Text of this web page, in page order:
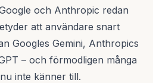
och Anthropic redan
att användare snart
Googles Gemini, Anthropics
– och förmodligen många
inte känner till.